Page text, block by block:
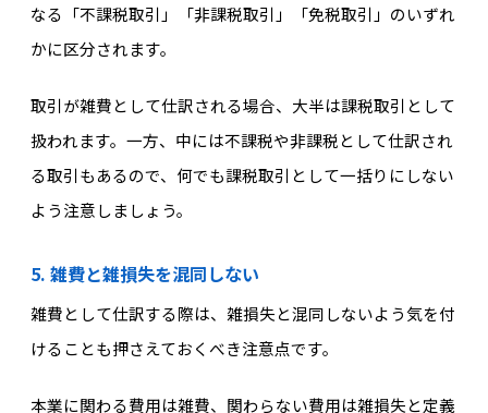
なる「不課税取引」「非課税取引」「免税取引」のいずれ
かに区分されます。
取引が雑費として仕訳される場合、大半は課税取引として
扱われます。一方、中には不課税や非課税として仕訳され
る取引もあるので、何でも課税取引として一括りにしない
よう注意しましょう。
5. 雑費と雑損失を混同しない
雑費として仕訳する際は、雑損失と混同しないよう気を付
けることも押さえておくべき注意点です。
本業に関わる費用は雑費、関わらない費用は雑損失と定義